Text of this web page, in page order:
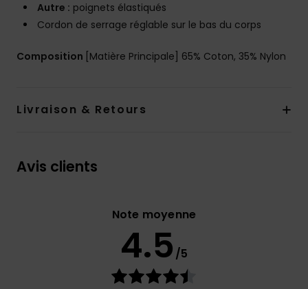
Autre : poignets élastiqués
Cordon de serrage réglable sur le bas du corps
Composition [Matière Principale] 65% Coton, 35% Nylon
Livraison & Retours
Avis clients
Note moyenne
4.5 /5